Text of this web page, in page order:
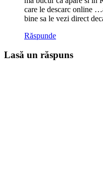
care le descarc online
bine sa le vezi direct
Răspunde
Lasă un răspuns